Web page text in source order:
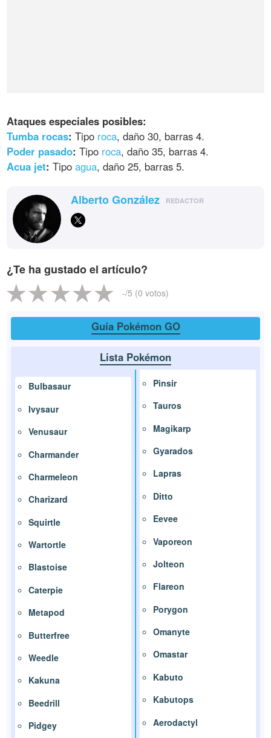
Ataques especiales posibles:
Tumba rocas: Tipo roca, daño 30, barras 4.
Poder pasado: Tipo roca, daño 35, barras 4.
Acua jet: Tipoagua, daño 25, barras 5.
Alberto González REDACTOR
¿Te ha gustado el artículo?
-/5 (0 votos)
Guía Pokémon GO
Lista Pokémon
Bulbasaur
Ivysaur
Venusaur
Charmander
Charmeleon
Charizard
Squirtle
Wartortle
Blastoise
Caterpie
Metapod
Butterfree
Weedle
Kakuna
Beedrill
Pidgey
Pinsir
Tauros
Magikarp
Gyarados
Lapras
Ditto
Eevee
Vaporeon
Jolteon
Flareon
Porygon
Omanyte
Omastar
Kabuto
Kabutops
Aerodactyl